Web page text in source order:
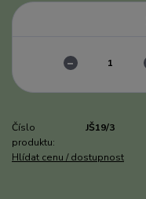
Číslo
produktu:
JŠ19/3
Hlídat cenu / dostupnost